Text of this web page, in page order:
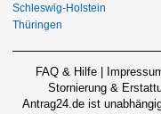
Schleswig-Holstein
Thüringen
FAQ & Hilfe
Stornierung &
Antrag24.de ist